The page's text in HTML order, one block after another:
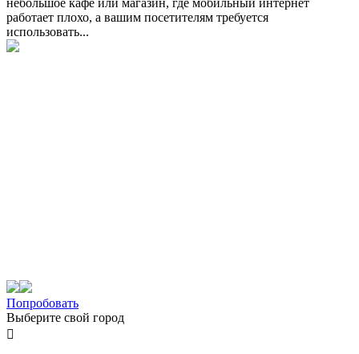
работает плохо, а вашим посетителям требуется
использовать...
Попробовать
Выберите свой город
